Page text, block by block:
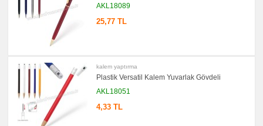
AKL18089
25,77 TL
kalem yaptırma
Plastik Versatil Kalem Yuvarlak Gövdeli
AKL18051
4,33 TL
promosyon
Feneri
promosyon
Çakmak
promosyon
Masa
Çanta
Askısı